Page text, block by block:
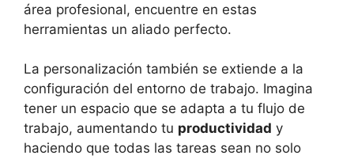
área profesional, encuentre en estas
herramientas un aliado perfecto.
La personalización también se extiende a la
configuración del entorno de trabajo. Imagina
tener un espacio que se adapta a tu flujo de
trabajo, aumentando tu productividad y
haciendo que todas las tareas sean no solo